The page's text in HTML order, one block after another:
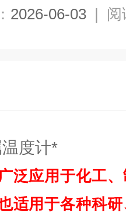
2026-06-03 | 阅
度计*
泛应用于化工
适用于各种科